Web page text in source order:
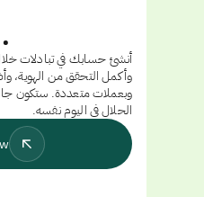
افتح حسابك.
أنشئ حسابك في تبادلات
وأكمل التحقق من الهوية،
وبعملات متعددة. ستكون
الحلال في اليوم نفسه.